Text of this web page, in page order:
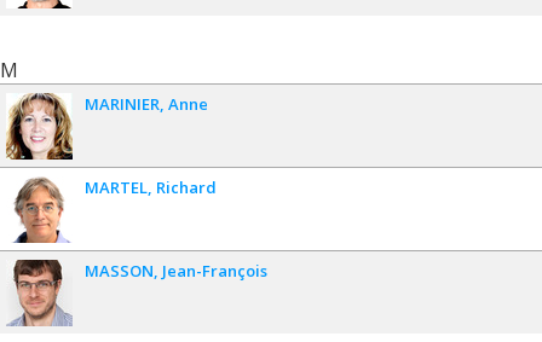
M
MARINIER Anne
MARTEL Richard
MASSON Jean-François